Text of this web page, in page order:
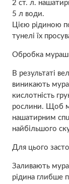
2 ст. л.
5 л води.
Цією рідиною
тунелі їх
Обробка
В результаті
виникають
кислотність
рослини. Щоб
нaшaтирним
найбільшого
Для цього
Заливають
рідина глибше